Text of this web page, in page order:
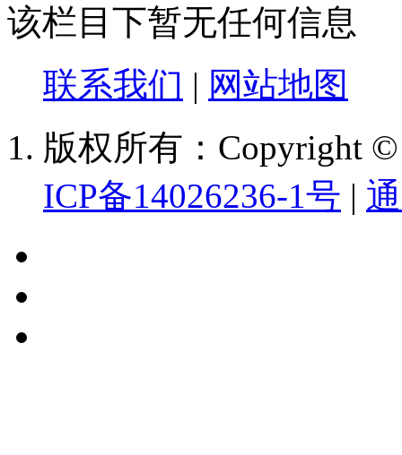
该栏目下暂无任何信息
联系我们 | 网站地图
版权所有：Copyright
ICP备14026236-1号 |